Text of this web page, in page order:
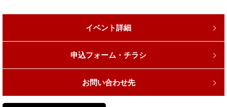
イベント詳細
申込フォーム・チラシ
お問い合わせ先